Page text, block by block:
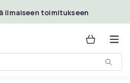
ilmaiseen toimitukseen